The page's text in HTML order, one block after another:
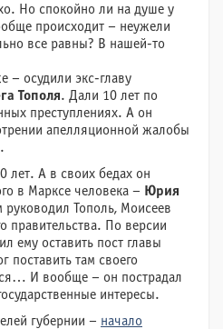
Но спокойно ли на душе у
происходит – неужели
все равны? В нашей-то
– осудили экс-главу
Тополя. Дали 10 лет по
преступлениях. А он
апелляционной жалобы
лет. А в своих бедах он
в Марксе человека – Юрия
руководил Тополь, Моисеев
правительства. По версии
ему оставить пост главы
поставить там своего
И вообще – он пострадал
интересы.
губернии – начало